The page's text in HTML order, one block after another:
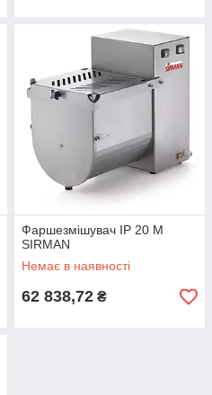
Фаршезмішувач IP 20 M
SIRMAN
Немає в наявності
62 838,72 ₴